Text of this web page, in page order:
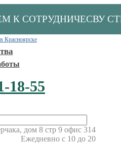
К СОТРУДНИЧЕСВУ
18-55
дом 8 стр 9 офис 314
Ежедневно с 10 до 20